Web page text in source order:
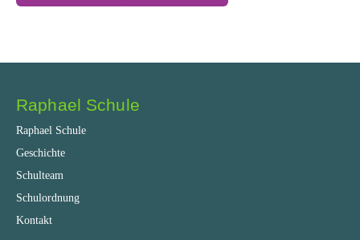
Raphael Schule
Raphael Schule
Geschichte
Schulteam
Schulordnung
Kontakt